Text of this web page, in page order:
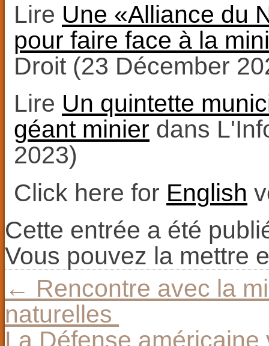
Lire Une «Alliance du
pour faire face à la
Droit (23 Décember
Lire Un quintette
géant minier dans
2023)
Click here for English
Cette entrée a été
Vous pouvez la mettre
← Rencontre avec la
naturelles
La Défense